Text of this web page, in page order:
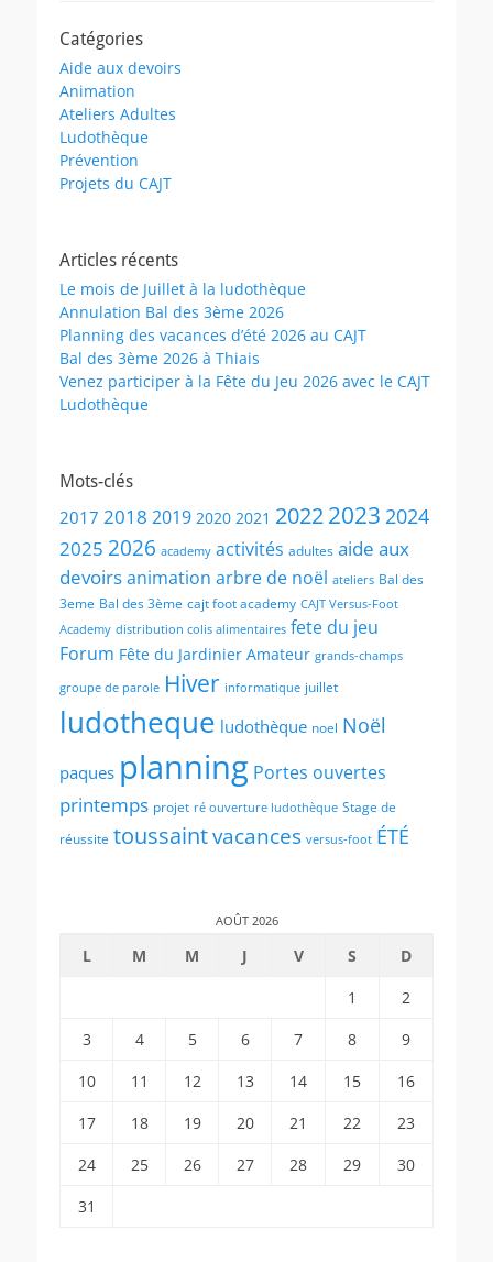
Catégories
Aide aux devoirs
Animation
Ateliers Adultes
Ludothèque
Prévention
Projets du CAJT
Articles récents
Le mois de Juillet à la ludothèque
Annulation Bal des 3ème 2026
Planning des vacances d’été 2026 au CAJT
Bal des 3ème 2026 à Thiais
Venez participer à la Fête du Jeu 2026 avec le CAJT
Ludothèque
Mots-clés
2017 2018 2019 2020 2021 20222023 2024
2025 2026 academy activités adultes aide aux
devoirsanimation arbre de noël ateliers Bal des
3eme Bal des 3ème cajt foot academy CAJT Versus-Foot
Academy distribution colis alimentaires fete du jeu
Forum Fête du Jardinier Amateur grands-champs
groupe de parole Hiver informatique juillet
ludotheque ludothèque noel Noël
paques planning Portes ouvertes
printemps projet ré ouverture ludothèque Stage de
réussite toussaintvacances versus-foot ÉTÉ
AOÛT 2026
L M M J V S
D
1
2
3
4 5 6 7 8
9
10
11 12 13 14 15
16
17
18 19 20 21 22
23
24
25 26 27 28 29
30
31